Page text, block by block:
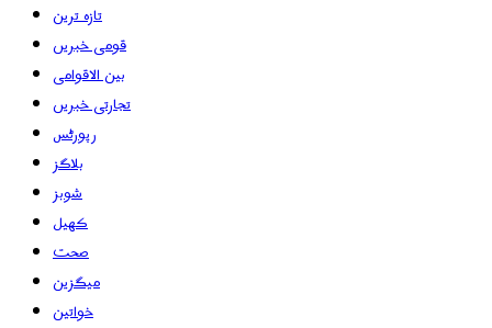
تازہ ترین
قومی خبریں
بین الاقوامی
تجارتی خبریں
رپورٹس
بلاگز
شوبز
کھیل
صحت
میگزین
خواتین